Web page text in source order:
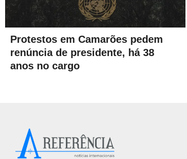
Protestos em Camarões pedem
renúncia de presidente, há 38
anos no cargo